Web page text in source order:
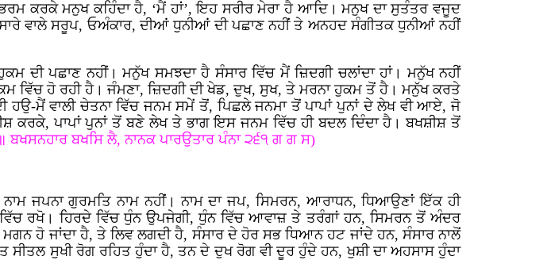
ਕਰਕੇ ਮਨੁਖ ਕਹਿੰਦਾ ਹੈ, ‘ਮੈਂ ਹਾਂ’, ਇਹ ਸਰੀਰ ਮੇਰਾ ਹੈ ਆਦਿ। ਮਨੁਖ ਦਾ ਸੁਤੰਤਰ ਵਜੂਦ
ਵਾਲੇ ਸਰੂਪ, ਓਅੰਕਾਰ, ਦੀਆਂ ਧੁਨੀਆਂ ਦੀ ਪਛਾਣ ਨਹੀਂ ਤੇ ਅਨਹਦ ਸੰਗੀਤਕ ਧੁਨੀਆਂ ਨਹੀਂ
ਦੀ ਪਛਾਣ ਨਹੀਂ। ਮਨੁੱਖ ਸਮਝਦਾ ਹੈ ਸੰਸਾਰ ਵਿੱਚ ਮੈਂ ਜ਼ਿਦਗੀ ਚਲਾਂਦਾ ਹਾਂ। ਮਨੁੱਖ ਨਹੀਂ
ਵਿੱਚ ਹੋ ਰਹੀ ਹੈ। ਜੰਮਣਾ, ਜ਼ਿਦਗੀ ਦੀ ਖੇਡ, ਦੁਖ, ਸੁਖ, ਤੇ ਮਰਨਾ ਹੁਕਮ ਤੋਂ ਹੈ। ਮਨੁੱਖ ਕਰਤੇ
ਮੈਂ ਵਾਲੀ ਚੇਤਨਾ ਵਿੱਚ ਜਨਮ ਸਮੇਂ ਤੋਂ, ਪਿਛਲੇ ਜਨਮਾ ਤੋਂ ਪਾਪਾਂ ਪੁਨਾਂ ਦੇ ਲੇਖ ਵੀ ਆਏ, ਜੋ
ਕਰਕੇ, ਪਾਪਾਂ ਪੁਨਾਂ ਤੋਂ ਬਣੇ ਲੇਖ ਤੇ ਭਾਗ ਇਸ ਜਨਮ ਵਿੱਚ ਹੀ ਬਦਲ ਦਿੰਦਾ ਹੈ। ਬਖਸ਼ੀਸ਼ ਤੋਂ
ਬਖਸਨਹਾਰ ਬਖਸਿ ਲੈ, ਨਾਨਕ ਪਾਰਉਤਾਰ ਪੰਨਾ ੨੬੧ ਗ ਗ ਸ)
ਜਪਨਾ ਗੁਰਮਤਿ ਨਾਮ ਨਹੀਂ। ਨਾਮ ਦਾ ਜਪ, ਸਿਮਰਨ, ਆਰਾਧਨ, ਧਿਆਉਣਾਂ ਇੱਕ ਹੀ
ਰਖੋ। ਹਿਰਦੇ ਵਿੱਚ ਧੁੰਨ ਉਪਜੇਗੀ, ਧੁੰਨ ਵਿੱਚ ਆਵਾਜ਼ ਤੇ ਤਰੰਗਾਂ ਹਨ, ਸਿਮਰਨ ਤੋਂ ਅੰਦਰ
ਹੋ ਜਾਂਦਾ ਹੈ, ਤੇ ਲਿਵ ਲਗਦੀ ਹੈ, ਸੰਸਾਰ ਦੇ ਹੋਰ ਸਭ ਧਿਆਨ ਹਟ ਜਾਂਦੇ ਹਨ, ਸੰਸਾਰ ਨਾਲੋਂ
ਸੁਖੀ ਰੋਗ ਰਹਿਤ ਹੁੰਦਾ ਹੈ, ਤਨ ਦੇ ਦੁਖ ਰੋਗ ਵੀ ਦੂਰ ਹੁੰਦੇ ਹਨ, ਖੁਸ਼ੀ ਦਾ ਅਹਸਾਸ ਹੁੰਦਾ